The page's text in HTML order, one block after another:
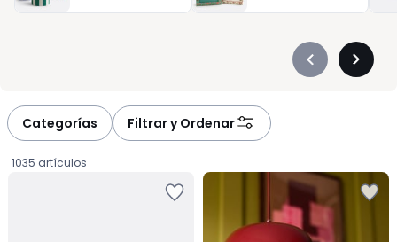
Précédent
Categorías Filtrar y Ordenar
1035 artículos